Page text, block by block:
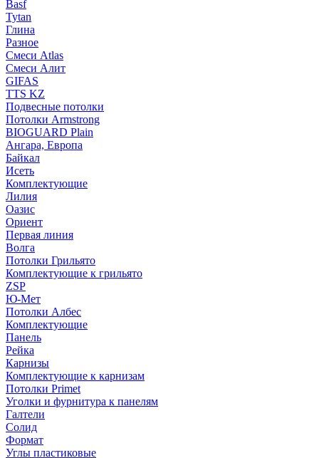
Basf
Tytan
Глина
Разное
Смеси Atlas
Смеси Алит
GIFAS
TTS KZ
Подвесные потолки
Потолки Armstrong
BIOGUARD Plain
Ангара, Европа
Байкал
Исеть
Комплектующие
Лилия
Оазис
Ориент
Первая линия
Волга
Потолки Грильято
Комплектующие к грильято
ZSP
Ю-Мет
Потолки Албес
Комплектующие
Панель
Рейка
Карнизы
Комплектующие к карнизам
Потолки Primet
Уголки и фурнитура к панелям
Галтели
Солид
Формат
Углы пластиковые